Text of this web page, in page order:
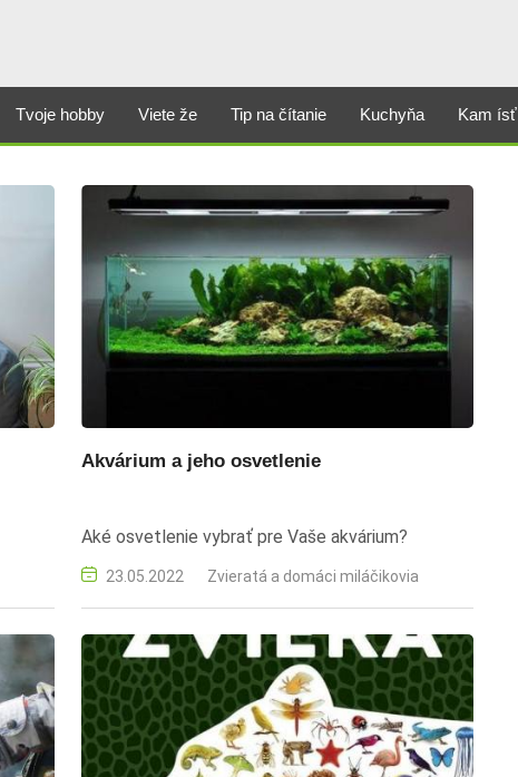
Tvoje hobby Viete že Tip na čítanie Kuchyňa Kam ísť
Akvárium a jeho osvetlenie
Aké osvetlenie vybrať pre Vaše akvárium?
23.05.2022 Zvieratá a domáci miláčikovia